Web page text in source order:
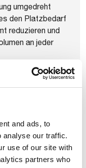
and ads, to
analyse our traffic.
use of our site with
partners who
umgedreht
den Platzbedarf
reduzieren und
an jeder